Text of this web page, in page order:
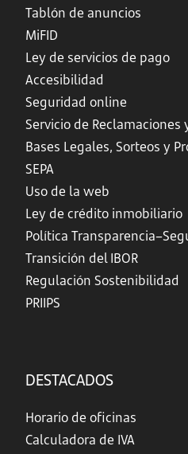
Tablón de anuncios
MiFID
Ley de servicios de pago
Accesibilidad
Seguridad online
Servicio de Reclamaciones
Bases Legales, Sorteos y
SEPA
Uso de la web
Ley de crédito inmobiliario
Política
Transición del IBOR
Regulación Sostenibilidad
PRIIPS
DESTACADOS
Horario de oficinas
Calculadora de IVA